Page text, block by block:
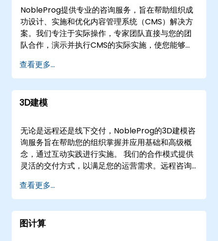
用部署至关重要。NobleProg作为您的本地战略合
作伙伴，提供所需的专业知识，有效扩展和保护您
的应用环境。
NobleProg提供专业的咨询服务，旨在帮助组织成
功设计、实施和优化内容管理系统（CMS）解决方
案。我们专注于实际操作，专家团队直接与您的团
队合作，演示并执行CMS的实际实施，使您能够高
灵活，提供通过交互式远程桌面会话的远程实时协
作，或现场实施支持。对于远程合作，我们使用安
全的环境来指导您的项目。对于现场需求，我们的
顾问可以直接部署到的客户现场，或从我们在的企
家指导的实施和优化，改变您的内容管理策略。
查看更多...
3D建模
无论是远程还是线下交付，NobleProg的3D建模咨
询服务旨在帮助您的组织掌握并应用基础和高级概
念，通过互动实践进行实施。 我们的合作模式提供
灵活的交付方式，以满足您的运营需求。远程咨询
时协作和解决方案部署，无论您身处何地。或者，
我们的线下咨询可以直接在的客户设施或
NobleProg在的专门企业中心进行。 NobleProg
——您的3D建模解决方案战略合作伙伴
查看更多...
图计算